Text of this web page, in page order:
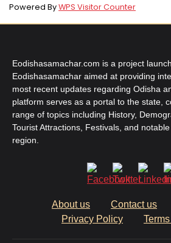
Powered ByWPS Visitor Counter
Eodishasamachar.com is a project
Eodishasamachar aimed at providing
most recent updates regarding Odisha
platform serves as a portal to the state,
range of topics including History,
Tourist Attractions, Festivals, and
region.
About us Contact us
Privacy Policy